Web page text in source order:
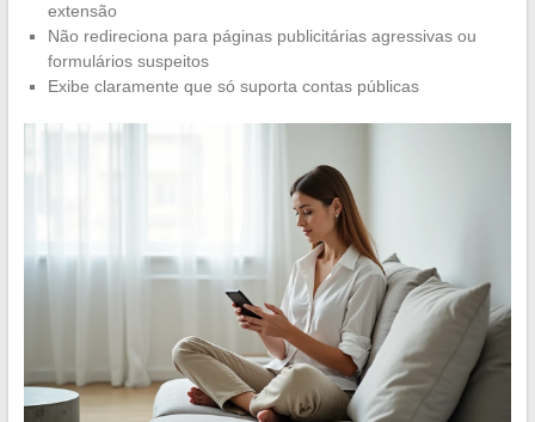
extensão
Não redireciona para páginas publicitárias agressivas ou
formulários suspeitos
Exibe claramente que só suporta contas públicas